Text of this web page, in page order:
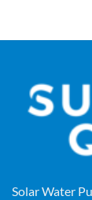
Solar Water